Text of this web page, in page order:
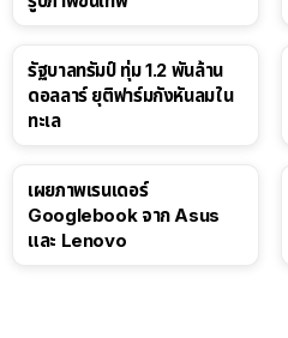
รัฐบาลทรัมป์ ทุ่ม 1.2 พันล้าน
ดอลลาร์ ยุติฟาร์มกังหันลมใน
ทะเล
เผยภาพเรนเดอร์
Googlebook จาก Asus
และ Lenovo